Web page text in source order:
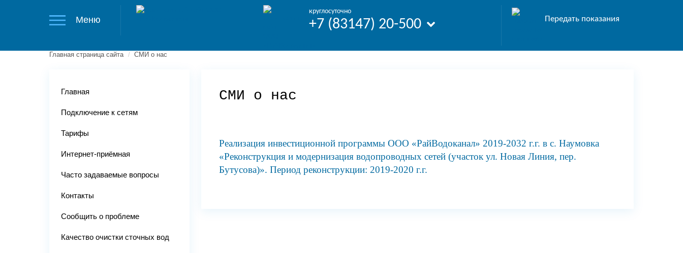
Меню
круглосуточно
+7 (83147) 20-500 Передать показания
Главная страница сайта / СМИ о нас
СМИ о нас
Реализация инвестиционной программы ООО «РайВодоканал» 2019-2032 г.г. в с. Наумовка
«Реконструкция и модернизация водопроводных сетей (участок ул. Новая Линия, пер.
Бутусова)». Период реконструкции: 2019-2020 г.г.
Главная
Подключение к сетям
Тарифы
Интернет-приёмная
Часто задаваемые вопросы
Контакты
Сообщить о проблеме
Качество очистки сточных вод